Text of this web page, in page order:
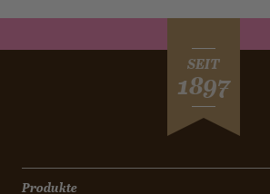
SEIT
1897
Produkte